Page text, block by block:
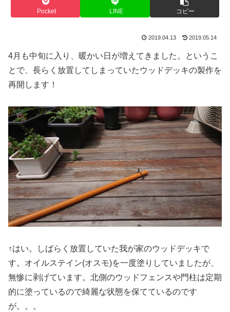
Pocket LINE コピー
2019.04.13 2019.05.14
4月も中旬に入り、暖かい日が増えてきました。というこ
とで、長らく放置してしまっていたウッドデッキの製作を
再開します！
↑はい。しばらく放置していた我が家のウッドデッキで
す。オイルステイン(オスモ)を一度塗りしていましたが、
無惨に剥げています。北側のウッドフェンスや門柱は定期
的に塗っているので綺麗な状態を保てているのです
が。。。